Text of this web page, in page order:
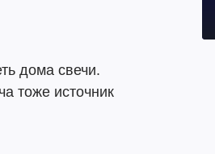
дома свечи.
тоже источник